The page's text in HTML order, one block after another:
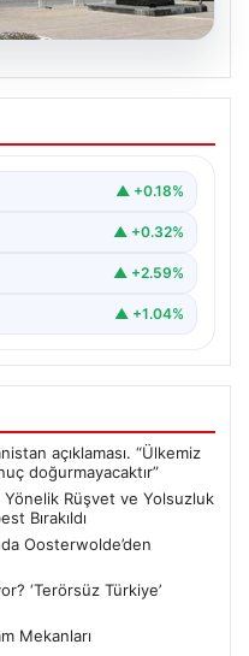
bağlı gerçekleştirilen
kapsamında önemli
▲ +0.18%
▲ +0.32%
▲ +2.59%
▲ +1.04%
açıklaması. “Ülkemiz
doğurmayacaktır”
Rüşvet ve Yolsuzluk
Bırakıldı
Oosterwolde’den
‘Terörsüz Türkiye’
Mekanları